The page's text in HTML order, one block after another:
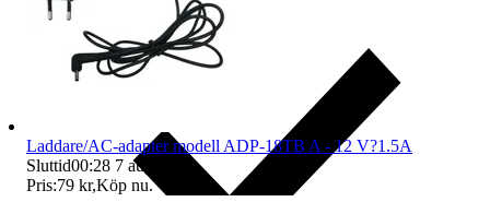
Laddare/AC-adapter modell ADP-18TB A - 12 V?1.5A
Sluttid00:28 7 aug 00:28.
Pris:79 kr,Köp nu.